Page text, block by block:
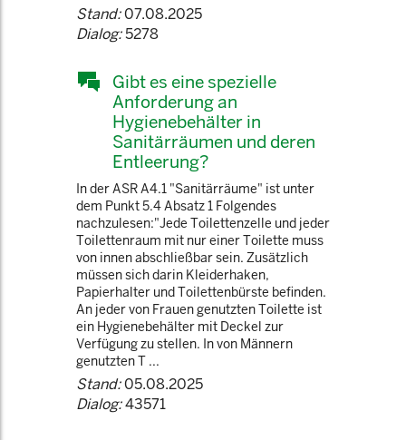
Stand:07.08.2025
Dialog:5278
Gibt es eine spezielle
Anforderung an
Hygienebehälter in
Sanitärräumen und deren
Entleerung?
In der ASR A4.1 "Sanitärräume" ist unter
dem Punkt 5.4 Absatz 1 Folgendes
nachzulesen:"Jede Toilettenzelle und jeder
Toilettenraum mit nur einer Toilette muss
von innen abschließbar sein. Zusätzlich
müssen sich darin Kleiderhaken,
Papierhalter und Toilettenbürste befinden.
An jeder von Frauen genutzten Toilette ist
ein Hygienebehälter mit Deckel zur
Verfügung zu stellen. In von Männern
genutzten T ...
Stand:05.08.2025
Dialog:43571